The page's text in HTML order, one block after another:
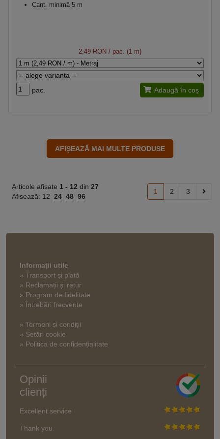
Cant. minimă 5 m
2,49 RON / pac. (1 m)
pac. Adaugă în coș
Articole afișate 1 - 12 din 27
Afisează: 12 24 48 96
1 2 3
Informaţii utile
» Transport și plată
» Reclamații și retur
» Program de fidelitate
» Întrebări frecvente
» Termeni și condiții
» Setări cookie
» Politica de confidențialitate
Opinii
clienți
Excellent service
Thank you.